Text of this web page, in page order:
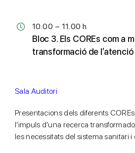
10.00 – 11.00 h
Bloc 3. Els COREs com a
transformació de l’atenció
Sala Auditori
Presentacions dels diferents
l’impuls d’una recerca
les necessitats del sistema sanitari i